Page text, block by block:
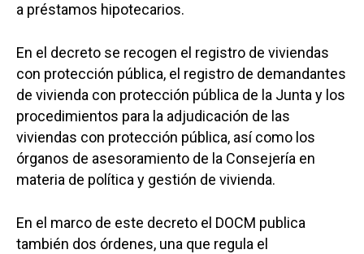
a préstamos hipotecarios.
En el decreto se recogen el registro de viviendas
con protección pública, el registro de demandantes
de vivienda con protección pública de la Junta y los
procedimientos para la adjudicación de las
viviendas con protección pública, así como los
órganos de asesoramiento de la Consejería en
materia de política y gestión de vivienda.
En el marco de este decreto el DOCM publica
también dos órdenes, una que regula el